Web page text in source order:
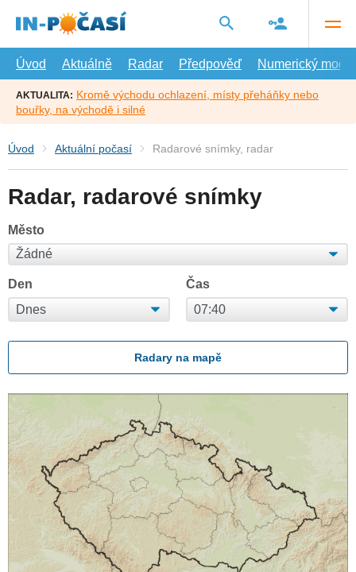
hlavní
Úvod
Aktuálně Radar Předpověď Numerický model
AKTUALITA: Kromě východu ochlazení, místy přeháňky nebo
bouřky, na východě i silné
Úvod Aktuální počasí Radarové snímky, radar
Radar, radarové snímky
Město
Den Čas
Radary na mapě